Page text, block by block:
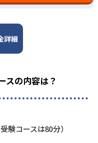
詳細
スの内容は？
験コースは80分）